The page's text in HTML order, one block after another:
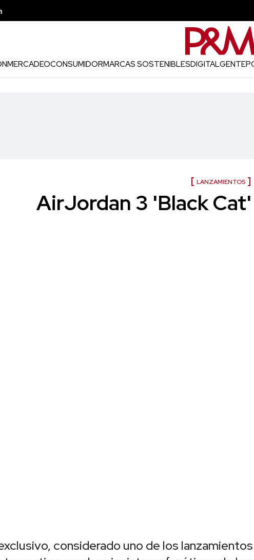
MERCADEOCONSUMIDORMARCAS SOSTENIBLESDIGITALGENTE
LANZAMIENTOS
AirJordan 3 'Black
considerado uno de los